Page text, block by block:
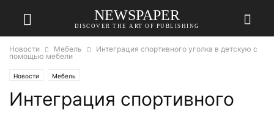
NEWSPAPER
DISCOVER THE ART OF PUBLISHING
Новости Мебель
Интеграция спортивного уголка в детскую с
помощью мебели
Новости Мебель
Интеграция спортивного